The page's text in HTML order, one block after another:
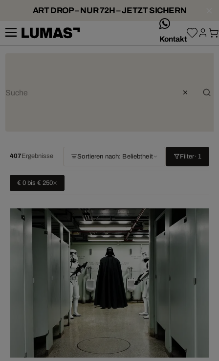
ART DROP – NUR 72H – JETZT SICHERN
Kontakt
407Ergebnisse Sortieren nach: Beliebtheit Filter· 1
€ 0 bis € 250